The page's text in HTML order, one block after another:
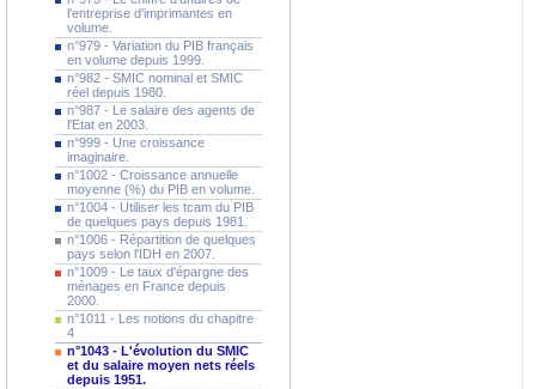
l'entreprise d'imprimantes en
volume.
n°979 - Variation du PIB français
en volume depuis 1999.
n°982 - SMIC nominal et SMIC
réel depuis 1980.
n°987 - Le salaire des agents de
l'Etat en 2003.
n°999 - Une croissance
imaginaire.
n°1002 - Croissance annuelle
moyenne (%) du PIB en volume.
n°1004 - Utiliser les tcam du PIB
de quelques pays depuis 1981.
n°1006 - Répartition de quelques
pays selon l'IDH en 2007.
n°1009 - Le taux d'épargne des
ménages en France depuis
2000.
n°1011 - Les notions du chapitre
4
n°1043 - L'évolution du SMIC
et du salaire moyen nets réels
depuis 1951.